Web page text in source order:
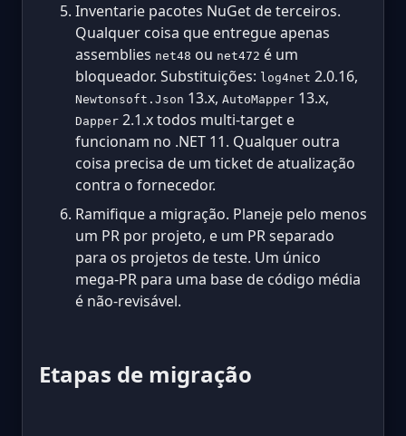
Inventarie pacotes NuGet de terceiros.
Qualquer coisa que entregue apenas
assemblies net48 ou net472 é um
bloqueador. Substituições: log4net 2.0.16,
Newtonsoft.Json 13.x, AutoMapper 13.x,
Dapper 2.1.x todos multi-target e
funcionam no .NET 11. Qualquer outra
coisa precisa de um ticket de atualização
contra o fornecedor.
Ramifique a migração. Planeje pelo menos
um PR por projeto, e um PR separado
para os projetos de teste. Um único
mega-PR para uma base de código média
é não-revisável.
Etapas de migração